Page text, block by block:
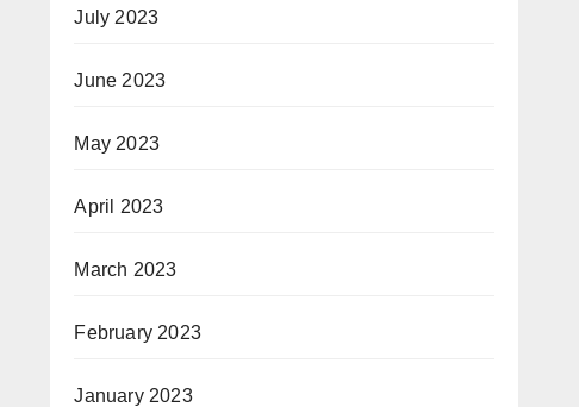
July 2023
June 2023
May 2023
April 2023
March 2023
February 2023
January 2023